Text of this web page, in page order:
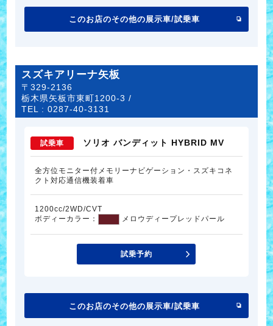
このお店のその他の展示車/試乗車
スズキアリーナ矢板
〒329-2136
栃木県矢板市東町1200-3 /
TEL :0287-40-3131
試乗車 ソリオ バンディット HYBRID MV
全方位モニター付メモリーナビゲーション・スズキコネ
クト対応通信機装着車
1200cc/2WD/CVT
ボディーカラー：
メロウディープレッドパール
試乗予約
このお店のその他の展示車/試乗車